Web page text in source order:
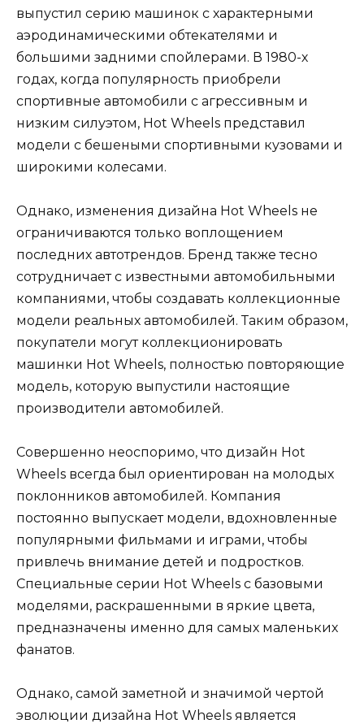
выпустил серию машинок с характерными
аэродинамическими обтекателями и
большими задними спойлерами. В 1980-х
годах, когда популярность приобрели
спортивные автомобили с агрессивным и
низким силуэтом, Hot Wheels представил
модели с бешеными спортивными кузовами и
широкими колесами.
Однако, изменения дизайна Hot Wheels не
ограничиваются только воплощением
последних автотрендов. Бренд также тесно
сотрудничает с известными автомобильными
компаниями, чтобы создавать коллекционные
модели реальных автомобилей. Таким образом,
покупатели могут коллекционировать
машинки Hot Wheels, полностью повторяющие
модель, которую выпустили настоящие
производители автомобилей.
Совершенно неоспоримо, что дизайн Hot
Wheels всегда был ориентирован на молодых
поклонников автомобилей. Компания
постоянно выпускает модели, вдохновленные
популярными фильмами и играми, чтобы
привлечь внимание детей и подростков.
Специальные серии Hot Wheels с базовыми
моделями, раскрашенными в яркие цвета,
предназначены именно для самых маленьких
фанатов.
Однако, самой заметной и значимой чертой
эволюции дизайна Hot Wheels является